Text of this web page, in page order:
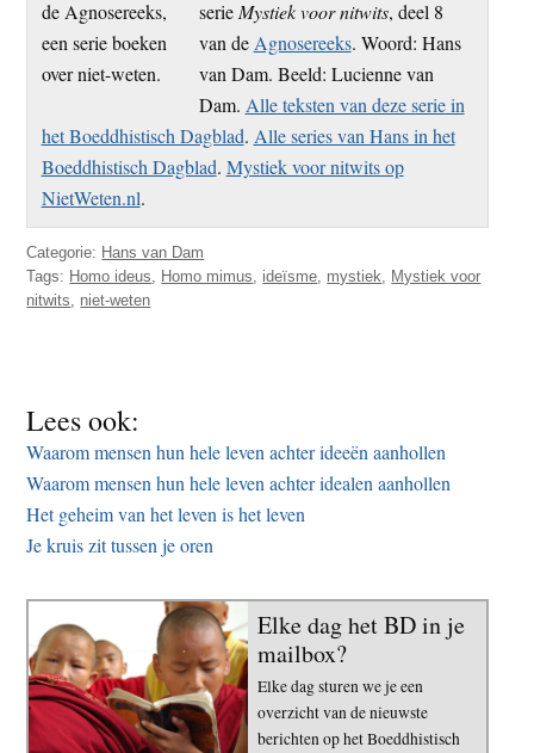
serie Mystiek voor nitwits, deel 8
van de Agnosereeks. Woord: Hans
van Dam. Beeld: Lucienne van
Dam. Alle teksten van deze serie in
het Boeddhistisch Dagblad. Alle series van Hans in het
Boeddhistisch Dagblad. Mystiek voor nitwits op
NietWeten.nl.
Categorie: Hans van Dam
Tags: Homo ideus, Homo mimus, ideïsme, mystiek, Mystiek voor
nitwits, niet-weten
Lees ook:
Waarom mensen hun hele leven achter ideeën aanhollen
Waarom mensen hun hele leven achter idealen aanhollen
Het geheim van het leven is het leven
Je kruis zit tussen je oren
Elke dag het BD in je
mailbox?
Elke dag sturen we je een
overzicht van de nieuwste
berichten op het Boeddhistisch